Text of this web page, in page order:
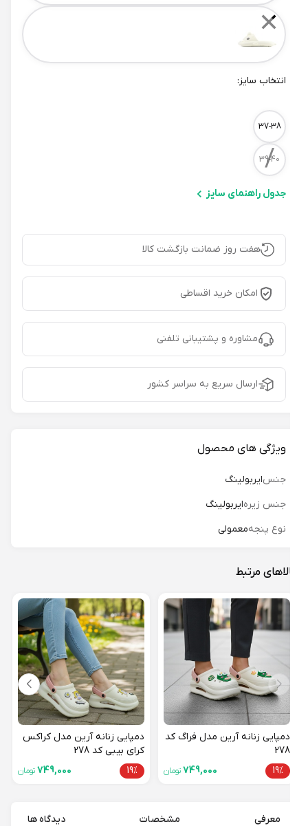
✕
انتخاب سایز:
Size
37-38
39-40
/
جدول راهنمای سایز
هفت روز ضمانت بازگشت کالا
امکان خرید اقساطی
مشاوره و پشتیبانی تلفنی
ارسال سریع به سراسر کشور
ویژگی های محصول
جنسایربولینگ
جنس زیره ایربولینگ
نوع پنجهمعمولی
مرتبط
دمپایی زنانه آرین مدل فراگ کد
749,000تومان
دمپایی زنانه آرین مدل کراکس
کرای بیبی کد 278
749,000تومان
معرفی مشخصات دیدگاه ها